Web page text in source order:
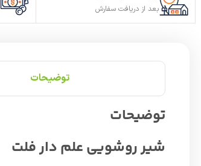
بعد از دریافت سفارش
توضیحات
توضیحات
شیر روشویی علم دار فلت